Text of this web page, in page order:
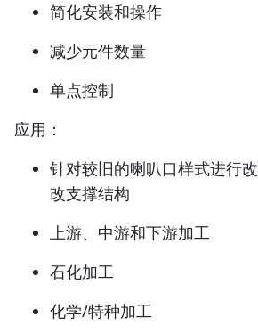
简化安装和操作
减少元件数量
单点控制
应用：
针对较旧的喇叭口样式进行
改支撑结构
上游、中游和下游加工
石化加工
化学/特种加工